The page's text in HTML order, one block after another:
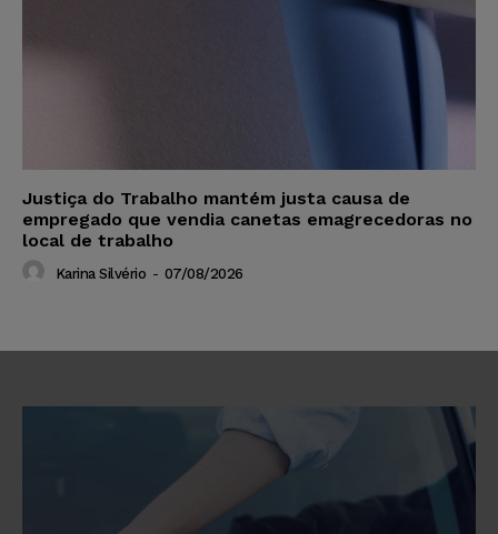
Justiça do Trabalho mantém justa causa de
empregado que vendia canetas emagrecedoras no
local de trabalho
Karina Silvério - 07/08/2026